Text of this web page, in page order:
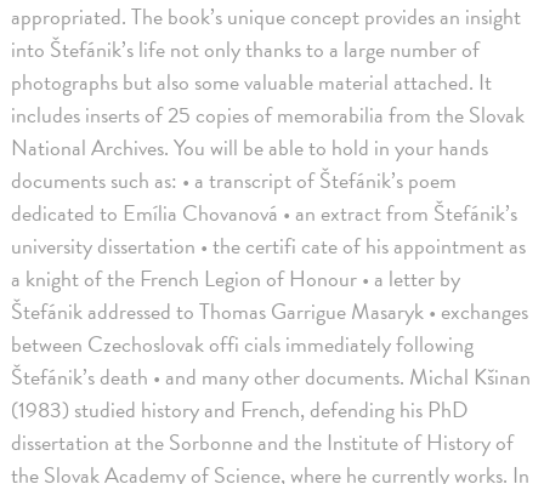
appropriated. The book’s unique concept provides an insight
into Štefánik’s life not only thanks to a large number of
photographs but also some valuable material attached. It
includes inserts of 25 copies of memorabilia from the Slovak
National Archives. You will be able to hold in your hands
documents such as: • a transcript of Štefánik’s poem
dedicated to Emília Chovanová • an extract from Štefánik’s
university dissertation • the certifi cate of his appointment as
a knight of the French Legion of Honour • a letter by
Štefánik addressed to Thomas Garrigue Masaryk • exchanges
between Czechoslovak offi cials immediately following
Štefánik’s death • and many other documents. Michal Kšinan
(1983) studied history and French, defending his PhD
dissertation at the Sorbonne and the Institute of History of
the Slovak Academy of Science, where he currently works. In